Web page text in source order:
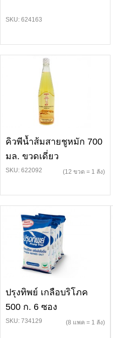
SKU: 624163
คิวพีน้ำส้มสายชูหมัก 700
มล. ขวดเดี่ยว
SKU: 622092 (12 ขวด = 1 ลัง)
ปรุงทิพย์ เกลือบริโภค
500 ก. 6 ซอง
SKU: 734129 (8 แพค = 1 ลัง)